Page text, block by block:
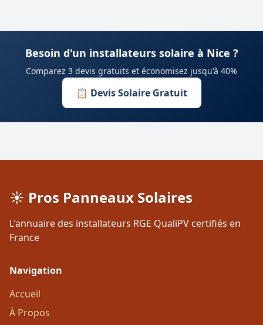
Besoin d'un installateurs solaire à Nice ?
Comparez 3 devis gratuits et économisez jusqu'à 40%
📋 Devis Solaire Gratuit
☀️ Pros Panneaux Solaires
L'annuaire des installateurs RGE QualiPV certifiés en
France
Navigation
Accueil
À Propos